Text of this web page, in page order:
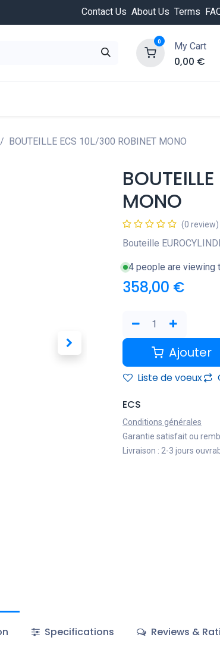
Contact Us About Us Terms
0 My Cart
0,00 €
HOT
BOUTEILLE ECS 10L/300 ROBINET MONO
MONO
(0 review)
Bouteille
4 people are viewing
358,00 €
Ajouter
Liste de voeux
ECS
Conditions générales
Garantie satisfait ou
Livraison : 2-3 jours
Specifications Reviews &